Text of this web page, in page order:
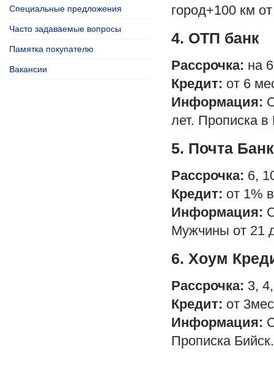
Специальные предложения
Часто задаваемые вопросы
Памятка покупателю
Вакансии
город+100 км
4. ОТП банк
Рассрочка: на
Кредит: от 6
Информация:
лет. Прописка
5. Почта
Рассрочка: 6,
Кредит: от 1%
Информация:
Мужчины от 21
6. Хоум
Рассрочка: 3,
Кредит: от
Информация:
Прописка